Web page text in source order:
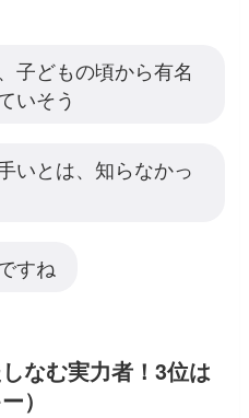
子どもの頃から有名
いそう
いとは、知らなかっ
すね
なむ実力者！3位は
）